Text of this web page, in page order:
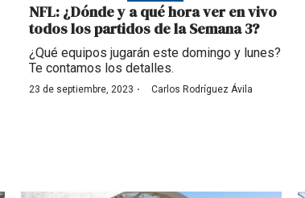
NFL: ¿Dónde y a qué hora ver en vivo
todos los partidos de la Semana 3?
¿Qué equipos jugarán este domingo y lunes?
Te contamos los detalles.
23 de septiembre, 2023 · Carlos Rodríguez Ávila